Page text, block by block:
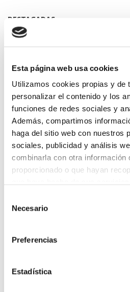
Esta página web usa cookies
Utilizamos cookies propias y de
personalizar el contenido y los
funciones de redes sociales y
Además, compartimos
haga del sitio web con nuestros
sociales, publicidad y análisis
combinarla con otra información
proporcionado o que hayan
Necesario
Preferencias
Estadística
DESTACADAS
SANIDAD CREA UN DIPLOMA
LA ALIANZA MÉDICA POR LA
03/08/2026
2026
31/07/2026
CARTA DEL PRESIDENTE DE
REFORMA DE LAS
PASARELA AL RETA
28/07/2026
13/07/2026
09/07/2026